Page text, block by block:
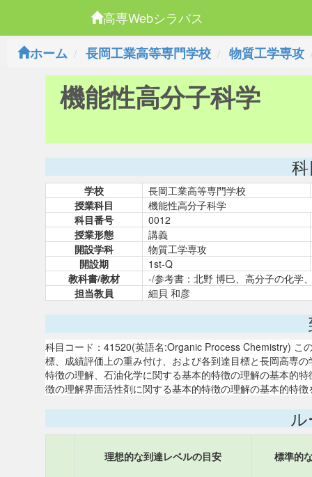
高専Webシラバス
ホーム
長岡工業高等専門学校 物質工学専攻
機能性高分子科学
学校
長岡工業高等専門学校
授業科目
機能性高分子科学
科目番号
0012
授業形態
講義
開設学科
物質工学専攻
開設期
1st-Q
教科書/教材
-/参考書：北野 博巳、高分子の化学
担当教員
細貝 和彦
科目コード：41520(英語名:Organic Process Chemistry) こ
標、成績評価上の重み付け、および各到達目標と長岡高
特徴の理解、石油化学に関する基本的特徴の理解の基本的
徴の理解界面活性剤に関する基本的特徴の理解の基本的特
理想的な到達レベルの目安 標準的